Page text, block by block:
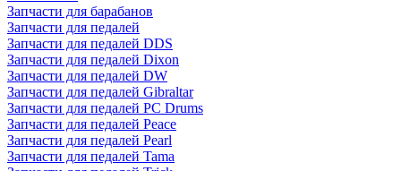
Запчасти для барабанов
Запчасти для педалей
Запчасти для педалей DDS
Запчасти для педалей Dixon
Запчасти для педалей DW
Запчасти для педалей Gibraltar
Запчасти для педалей PC Drums
Запчасти для педалей Peace
Запчасти для педалей Pearl
Запчасти для педалей Tama